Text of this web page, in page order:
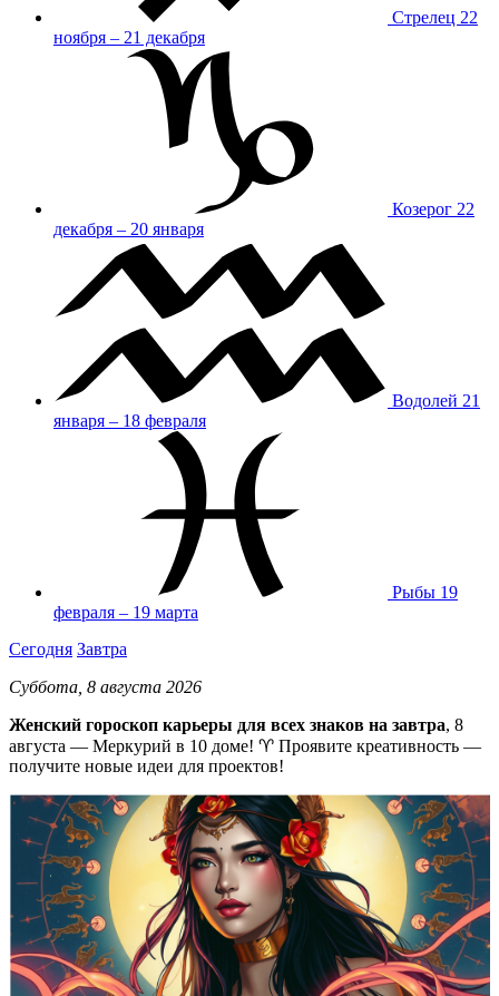
Стрелец 22
ноября – 21 декабря
Козерог 22
декабря – 20 января
Водолей 21
января – 18 февраля
Рыбы 19
февраля – 19 марта
Сегодня Завтра
Суббота, 8 августа 2026
Женский гороскоп карьеры для всех знаков на завтра, 8
августа — Меркурий в 10 доме! ♈ Проявите креативность —
получите новые идеи для проектов!